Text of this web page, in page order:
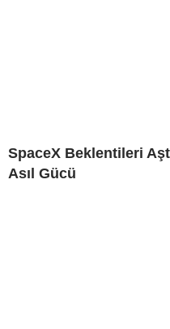
SpaceX Beklentileri
Asıl Gücü